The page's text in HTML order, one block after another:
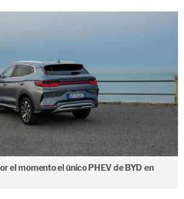
el momento el único PHEV de BYD en